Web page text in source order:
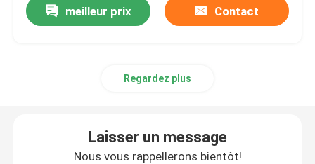
meilleur prix Contact
Regardez plus
Laisser un message
Nous vous rappellerons bientôt!